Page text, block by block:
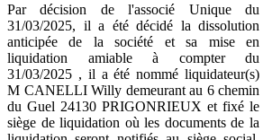
Par décision de l'associé Unique du
31/03/2025, il a été décidé la dissolution
anticipée de la société et sa mise en
liquidation amiable à compter du
31/03/2025 , il a été nommé liquidateur(s)
M CANELLI Willy demeurant au 6 chemin
du Guel 24130 PRIGONRIEUX et fixé le
siège de liquidation où les documents de la